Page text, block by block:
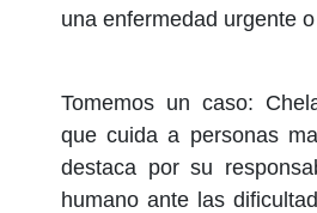
una enfermedad urgente
Tomemos un caso:
que cuida a personas
destaca por su
humano ante las